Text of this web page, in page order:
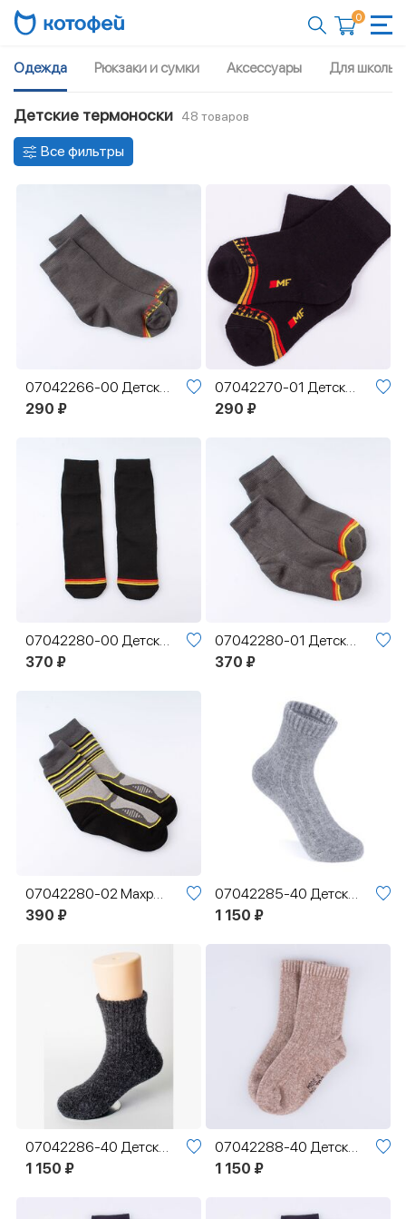
0
Одежда Рюкзаки и сумки Аксессуары Для школы
Детские термоноски 48 товаров
Все фильтры
07042266-00 Детские гладкие термоноски MF серый
290 ₽
07042270-01 Детские гладкие термоноски MF черный
290 ₽
07042280-00 Детские термоноски с махрой MF черный
370 ₽
07042280-01 Детские термоноски с махрой MF серый
370 ₽
07042280-02 Махровые термоноски MF Хайтек
390 ₽
07042285-40 Детские термоноски с пухом Серый
1 150 ₽
07042286-40 Детские термоноски с пухом темно-серый
1 150 ₽
07042288-40 Детские термоноски с пухом коричневые
1 150 ₽